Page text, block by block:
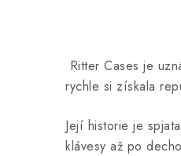
Ritter Cases je
rychle si získala
Její historie je
klávesy až po